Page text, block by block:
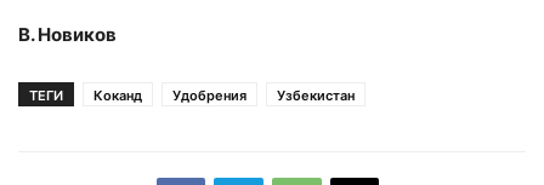
В. Новиков
ТЕГИ Коканд Удобрения Узбекистан